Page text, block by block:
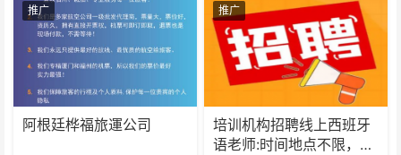
推广
阿根廷桦福旅運公司
推广
培训机构招聘线上西班牙
语老师:时间地点不限，可